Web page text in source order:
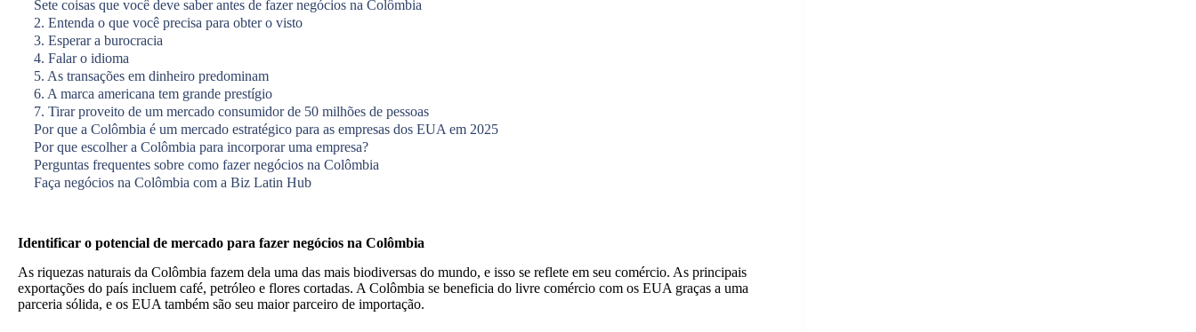
Sete coisas que você deve saber antes de fazer negócios na Colômbia
2. Entenda o que você precisa para obter o visto
3. Esperar a burocracia
4. Falar o idioma
5. As transações em dinheiro predominam
6. A marca americana tem grande prestígio
7. Tirar proveito de um mercado consumidor de 50 milhões de pessoas
Por que a Colômbia é um mercado estratégico para as empresas dos EUA em 2025
Por que escolher a Colômbia para incorporar uma empresa?
Perguntas frequentes sobre como fazer negócios na Colômbia
Faça negócios na Colômbia com a Biz Latin Hub
Identificar o potencial de mercado para fazer negócios na Colômbia
As riquezas naturais da Colômbia fazem dela uma das mais biodiversas do mundo, e isso se reflete em seu comércio. As principais
exportações do país incluem café, petróleo e flores cortadas. A Colômbia se beneficia do livre comércio com os EUA graças a uma
parceria sólida, e os EUA também são seu maior parceiro de importação.